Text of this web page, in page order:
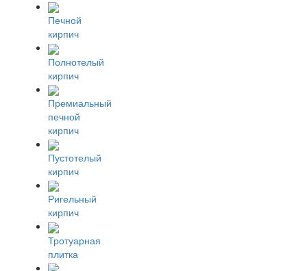
Печной
кирпич
Полнотелый
кирпич
Премиальный
печной
кирпич
Пустотелый
кирпич
Ригельный
кирпич
Тротуарная
плитка